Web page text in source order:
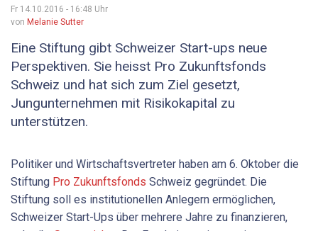
Fr 14.10.2016 - 16:48 Uhr
von Melanie Sutter
Eine Stiftung gibt Schweizer Start-ups neue
Perspektiven. Sie heisst Pro Zukunftsfonds
Schweiz und hat sich zum Ziel gesetzt,
Jungunternehmen mit Risikokapital zu
unterstützen.
Politiker und Wirtschaftsvertreter haben am 6. Oktober die
Stiftung Pro Zukunftsfonds Schweiz gegründet. Die
Stiftung soll es institutionellen Anlegern ermöglichen,
Schweizer Start-Ups über mehrere Jahre zu finanzieren,